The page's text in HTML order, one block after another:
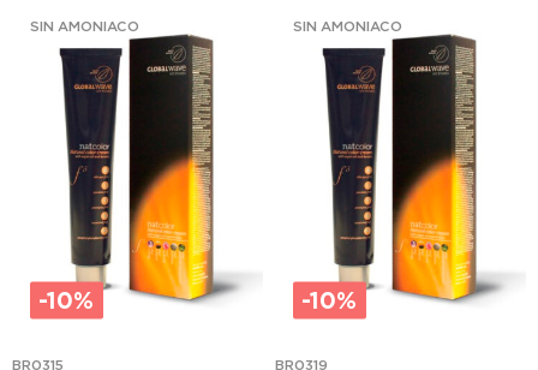
SIN AMONIACO
BR0315
-10%
SIN AMONIACO
BR0319
-10%